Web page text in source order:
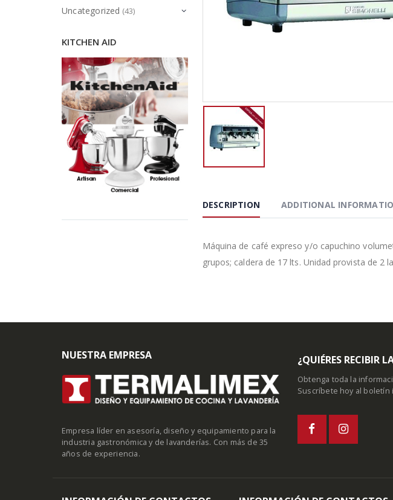
DESCRIPTION ADDITIONAL
Máquina de café expreso y/o capuchino
grupos; caldera de 17 lts. Unidad provista de 2
Uncategorized (43)
KITCHEN AID
NUESTRA EMPRESA
Empresa líder en asesoría, diseño y equipamiento para la
industria gastronómica y de lavanderías. Con más de 35
años de experiencia.
¿QUIÉRES RECIBIR
Obtenga toda la
Suscríbete hoy al boletín